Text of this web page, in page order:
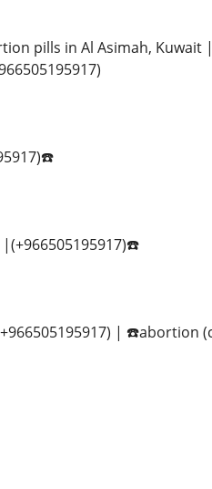
pills in Al Asimah, Kuwait
| ☎️abortion